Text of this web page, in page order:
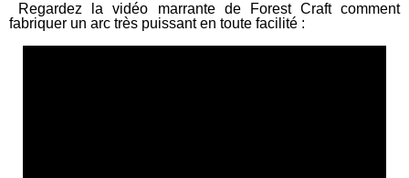
Regardez la vidéo marrante de Forest Craft comment
fabriquer un arc très puissant en toute facilité :